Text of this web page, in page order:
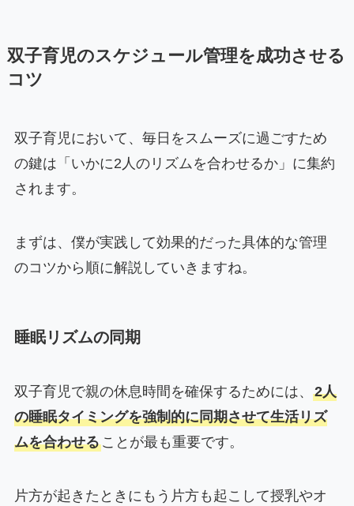
双子育児のスケジュール管理を成功させる
コツ
双子育児において、毎日をスムーズに過ごすため
の鍵は「いかに2人のリズムを合わせるか」に集約
されます。
まずは、僕が実践して効果的だった具体的な管理
のコツから順に解説していきますね。
睡眠リズムの同期
双子育児で親の休息時間を確保するためには、 2人
の睡眠タイミングを強制的に同期させて生活リズ
ムを合わせることが最も重要です。
片方が起きたときにもう片方も起こして授乳やオ